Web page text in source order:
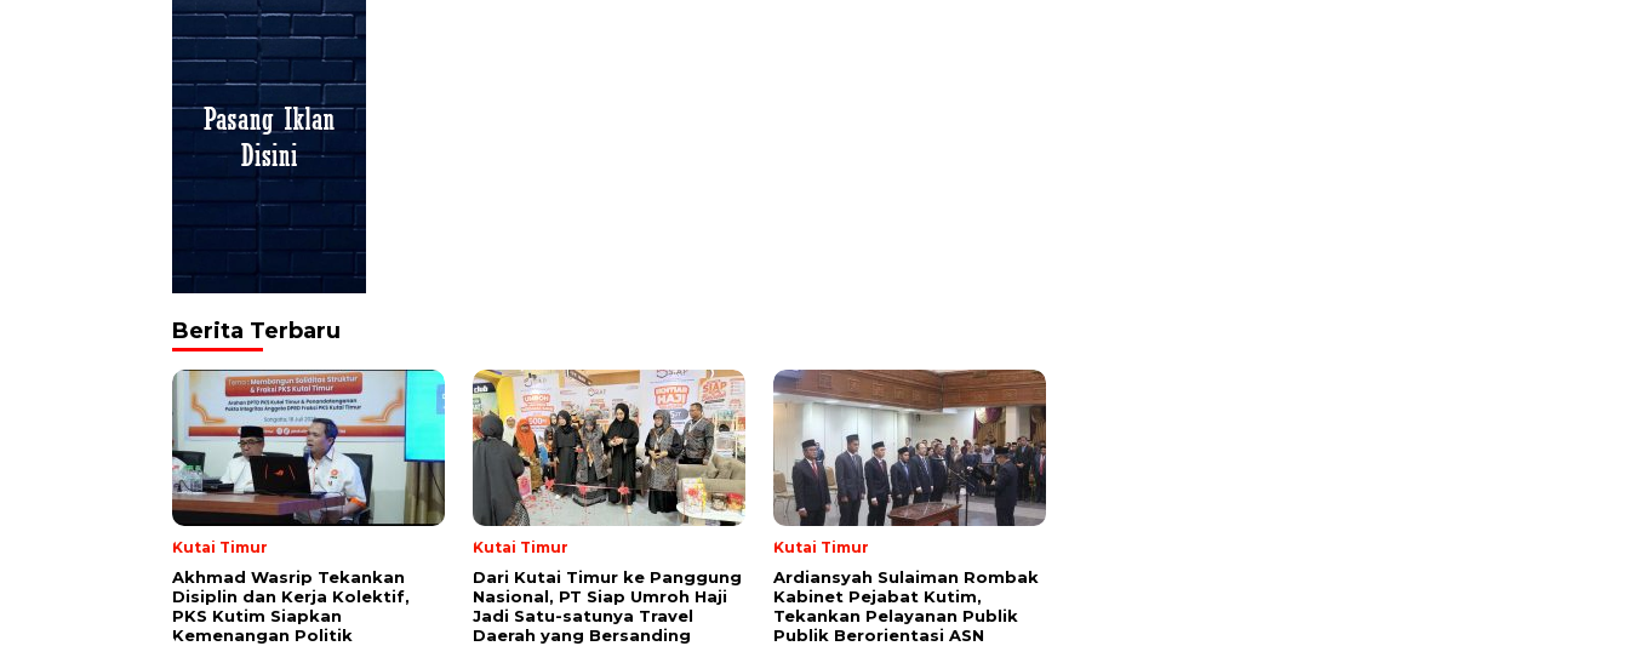
Berita Terbaru
Kutai Timur
Akhmad Wasrip Tekankan
Disiplin dan Kerja Kolektif,
PKS Kutim Siapkan
Kemenangan Politik
Kutai Timur
Dari Kutai Timur ke Panggung
Nasional, PT Siap Umroh Haji
Jadi Satu-satunya Travel
Daerah yang Bersanding
Kutai Timur
Ardiansyah Sulaiman Rombak
Kabinet Pejabat Kutim,
Tekankan Pelayanan Publik
Publik Berorientasi ASN